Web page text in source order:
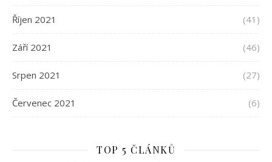
Říjen 2021 (41)
Září 2021 (46)
Srpen 2021 (27)
Červenec 2021 (6)
TOP 5 ČLÁNKŮ